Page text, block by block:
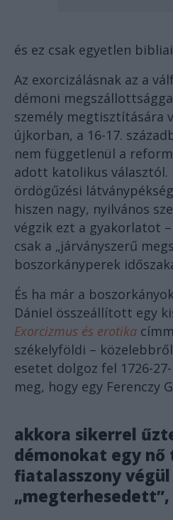
és ez csak egyetlen
Az exorcizálásnak az a
démoni
személy megtisztítására
újkorban, a 16-17.
nem függetlenül a
adott katolikus választól.
ördögűzési
hiszen nagy, nyilvános
végzik ezt a gyakorlatot
csak a „járványszerű
boszorkányperek
És ha már a
Dániel összeállított egy
Exorcizmus és erotika
székelyföldi –
esetet dolgoz fel 1726-
meg, hogy egy Ferenczy
akkora sikerrel
démonokat egy nő
fiatalasszony végül
„megterhesedett”,